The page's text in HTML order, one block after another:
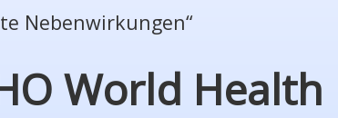
Nebenwirkungen“
World Health